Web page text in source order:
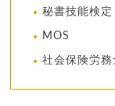
秘書技能検定
MOS
社会保険労務